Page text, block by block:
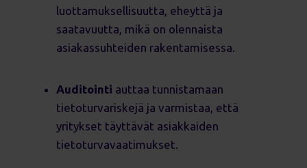
luottamuksellisuutta, eheyttä ja
saatavuutta, mikä on olennaista
asiakassuhteiden rakentamisessa.
Auditointi auttaa tunnistamaan
tietoturvariskejä ja varmistaa, että
yritykset täyttävät asiakkaiden
tietoturvavaatimukset.